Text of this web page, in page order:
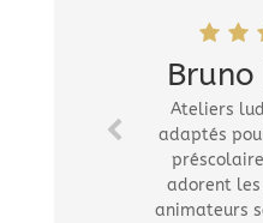
Ateliers
adaptés
adorent
animateurs